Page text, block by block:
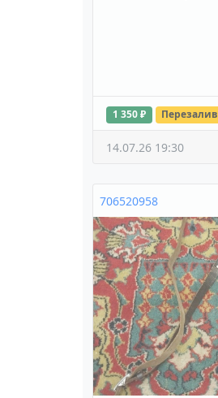
1 350 ₽ Перезалив
14.07.26 19:30
706520958